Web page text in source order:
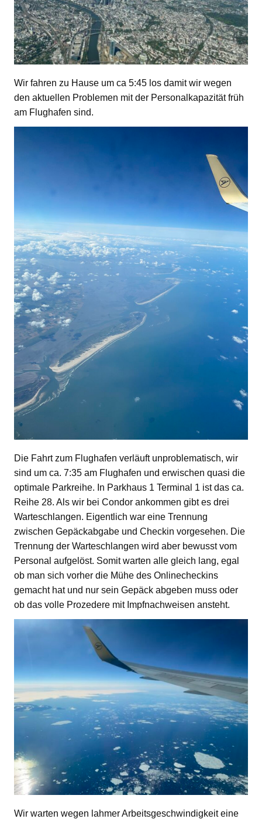
Wir fahren zu Hause um ca 5:45 los damit wir wegen
den aktuellen Problemen mit der Personalkapazität früh
am Flughafen sind.
Die Fahrt zum Flughafen verläuft unproblematisch, wir
sind um ca. 7:35 am Flughafen und erwischen quasi die
optimale Parkreihe. In Parkhaus 1 Terminal 1 ist das ca.
Reihe 28. Als wir bei Condor ankommen gibt es drei
Warteschlangen. Eigentlich war eine Trennung
zwischen Gepäckabgabe und Checkin vorgesehen. Die
Trennung der Warteschlangen wird aber bewusst vom
Personal aufgelöst. Somit warten alle gleich lang, egal
ob man sich vorher die Mühe des Onlinecheckins
gemacht hat und nur sein Gepäck abgeben muss oder
ob das volle Prozedere mit Impfnachweisen ansteht.
Wir warten wegen lahmer Arbeitsgeschwindigkeit eine